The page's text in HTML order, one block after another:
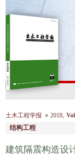
土木工程学报 2018,
结构工程
建筑隔震构造设